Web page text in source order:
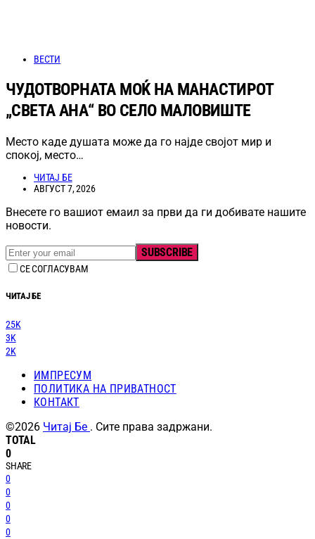
ВЕСТИ
ЧУДОТВОРНАТА МОЌ НА МАНАСТИРОТ
„СВЕТА АНА“ ВО СЕЛО МАЛОВИШТЕ
Место каде душата може да го најде својот мир и
спокој, место…
ЧИТАЈ БЕ
АВГУСТ 7, 2026
Внесете го вашиот емаил за први да ги добивате нашите
новости.
SUBSCRIBE
СЕ СОГЛАСУВАМ
ЧИТАЈ БЕ
25K
3K
2K
ИМПРЕСУМ
ПОЛИТИКА НА ПРИВАТНОСТ
КОНТАКТ
©2026 Читај Бе . Сите права задржани.
TOTAL
0
SHARE
0
0
0
0
0